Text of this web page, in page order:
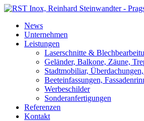
News
Unternehmen
Leistungen
Laserschnitte &
Geländer, Balkone, Zäune,
Stadtmobiliar,
Beeteinfassungen,
Werbeschilder
Sonderanfertigungen
Referenzen
Kontakt